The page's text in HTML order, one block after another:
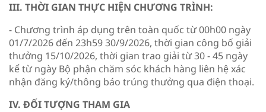
III. THỜI GIAN THỰC HIỆN CHƯƠNG TRÌNH:
- Chương trình áp dụng trên toàn quốc từ 00h00 ngày
01/7/2026 đến 23h59 30/9/2026, thời gian công bố giải
thưởng 15/10/2026, thời gian trao giải từ 30 - 45 ngày
kể từ ngày Bộ phận chăm sóc khách hàng liên hệ xác
nhận đăng ký/thông báo trúng thưởng qua điện thoại.
IV. ĐỐI TƯỢNG THAM GIA